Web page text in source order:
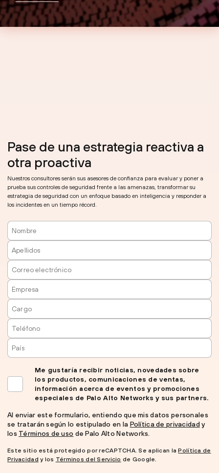
Pase de una estrategia reactiva a
otra proactiva
Nuestros consultores serán sus asesores de confianza para evaluar y poner a
prueba sus controles de seguridad frente a las amenazas, transformar su
estrategia de seguridad con un enfoque basado en inteligencia y responder a
los incidentes en un tiempo récord.
Me gustaría recibir noticias, novedades sobre
los productos, comunicaciones de ventas,
información acerca de eventos y promociones
especiales de Palo Alto Networks y sus partners.
Al enviar este formulario, entiendo que mis datos personales
se tratarán según lo estipulado en la Política de privacidady
los Términos de uso de Palo Alto Networks.
Este sitio está protegido por reCAPTCHA. Se aplican laPolítica de
Privacidad y los Términos del Servicio de Google.